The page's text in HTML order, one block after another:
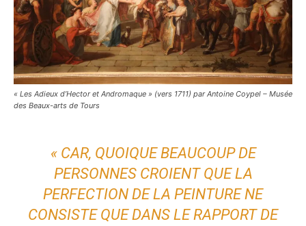
« Les Adieux d’Hector et Andromaque » (vers 1711) par Antoine Coypel – Musée
des Beaux-arts de Tours
« CAR, QUOIQUE BEAUCOUP DE
PERSONNES CROIENT QUE LA
PERFECTION DE LA PEINTURE NE
CONSISTE QUE DANS LE RAPPORT DE